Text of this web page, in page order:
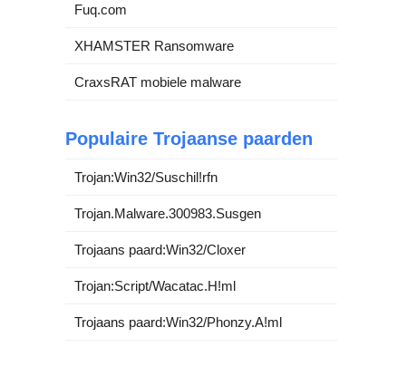
Fuq.com
XHAMSTER Ransomware
CraxsRAT mobiele malware
Populaire Trojaanse paarden
Trojan:Win32/Suschil!rfn
Trojan.Malware.300983.Susgen
Trojaans paard:Win32/Cloxer
Trojan:Script/Wacatac.H!ml
Trojaans paard:Win32/Phonzy.A!ml